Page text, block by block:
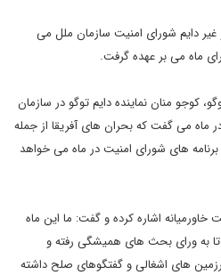
از 10 کشور عضو غیر دایم شورای امنیت سازمان ملل می
ماه می بر عهده گرفت.
کوجو منان نماینده دایم توگو در سازمان
ماه می گفت که بحران های آفریقا از جمله
های شورای امنیت در ماه می خواهد
اشاره کرده و گفت: ما این ماه
به ورای بحث های همیشگی رفته و
های اشغالی و گفتگوهای صلح داشته